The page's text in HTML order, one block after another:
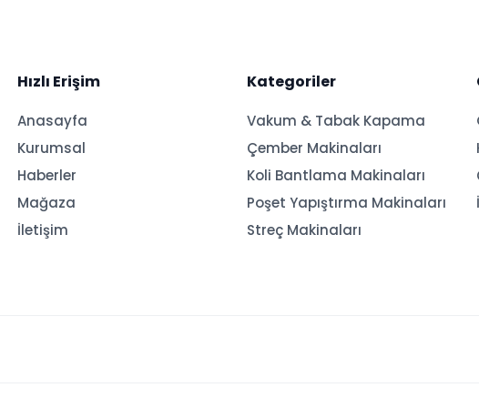
Hızlı Erişim
Anasayfa
Kurumsal
Haberler
Mağaza
İletişim
Kategoriler
Vakum & Tabak Kapama
Çember Makinaları
Koli Bantlama Makinaları
Poşet Yapıştırma Makinaları
Streç Makinaları